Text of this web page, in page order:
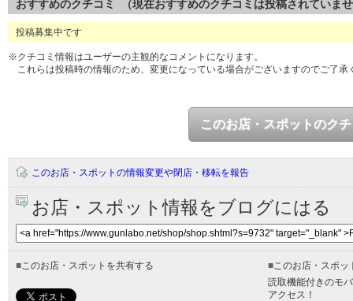
おすすめのクチコミ （現在おすすめのクチコミは投稿されていま
投稿募集中です
※クチコミ情報はユーザーの主観的なコメントになります。
これらは投稿時の情報のため、変更になっている場合がございますのでご了承
このお店・スポットのク
このお店・スポットの情報変更や閉店・移転を報告
お店・スポット情報をブログにはる
■このお店・スポットを共有する ■このお店・スポッ
読取機能付きのモ
アクセス！